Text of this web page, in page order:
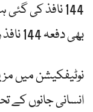
144 نافذ کی
بھی دفعہ 144 نافذ رہے گی۔
نوٹیفکیشن میں
انسانی جانوں کے